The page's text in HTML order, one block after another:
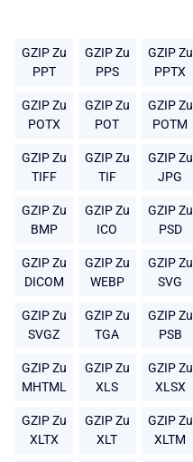
GZIP Zu
PPT
GZIP Zu
PPS
GZIP Zu
PPTX
GZIP Zu
POTX
GZIP Zu
POT
GZIP Zu
POTM
GZIP Zu
TIFF
GZIP Zu
TIF
GZIP Zu
JPG
GZIP Zu
BMP
GZIP Zu
ICO
GZIP Zu
PSD
GZIP Zu
DICOM
GZIP Zu
WEBP
GZIP Zu
SVG
GZIP Zu
SVGZ
GZIP Zu
TGA
GZIP Zu
PSB
GZIP Zu
MHTML
GZIP Zu
XLS
GZIP Zu
XLSX
GZIP Zu
XLTX
GZIP Zu
XLT
GZIP Zu
XLTM